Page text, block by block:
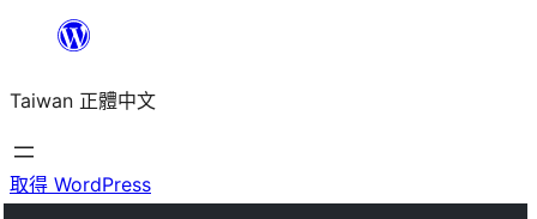
主
要
內
Taiwan 正體中文
取得 WordPress